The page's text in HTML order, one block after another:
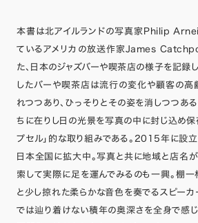
本書は北アイルランドの写真家Philip
ているアメリカの放送作家James
た、日本のジャズバーや喫茶店の様子を記録
したバーや喫茶店は流行の変化や顧客の高
れつつあり、ひっそりとその姿を消しつつあ
ちに在りし日の光景を写真の中に封じ込め保
プセル」的な取り組みである。2015年に設
日本全国に拡大中。写真と共に地域と店名
索して実際に足を運んでみるのも一興。棚一
と少し掠れた柔らかな音色を奏でるスピーカ
では辿り着けない積年の奥深さを全身で感じ